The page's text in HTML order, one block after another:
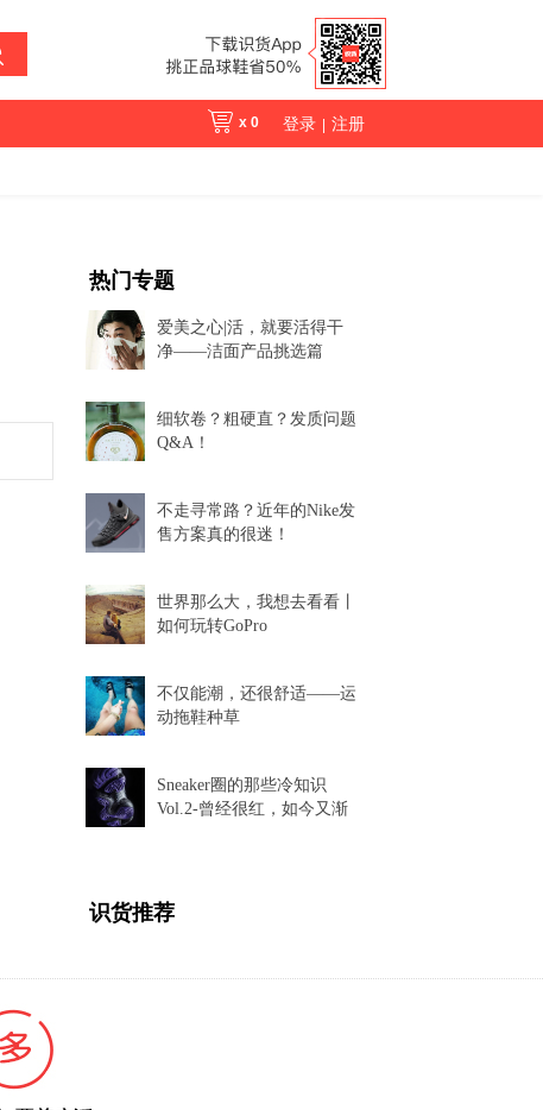
x 0 登录 注册
热门专题
爱美之心|活，就要活得干
净——洁面产品挑选篇
细软卷？粗硬直？发质问题
Q&A！
不走寻常路？近年的Nike发
售方案真的很迷！
世界那么大，我想去看看丨
如何玩转GoPro
不仅能潮，还很舒适——运
动拖鞋种草
Sneaker圈的那些冷知识
Vol.2-曾经很红，如今又渐
识货推荐